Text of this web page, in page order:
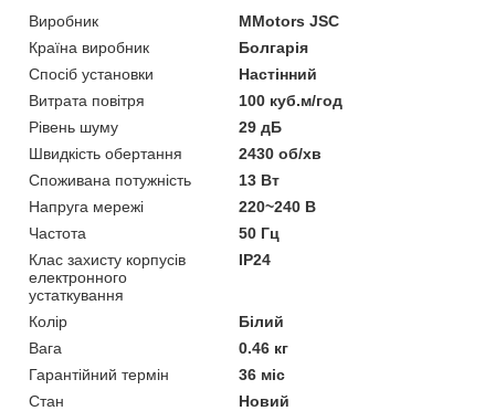
Виробник
MMotors JSC
Країна виробник
Болгарія
Спосіб установки
Настінний
Витрата повітря
100 куб.м/год
Рівень шуму
29 дБ
Швидкість обертання
2430 об/хв
Споживана потужність
13 Вт
Напруга мережі
220~240 В
Частота
50 Гц
Клас захисту корпусів
електронного
устаткування
IP24
Колір
Білий
Вага
0.46 кг
Гарантійний термін
36 міс
Стан
Новий